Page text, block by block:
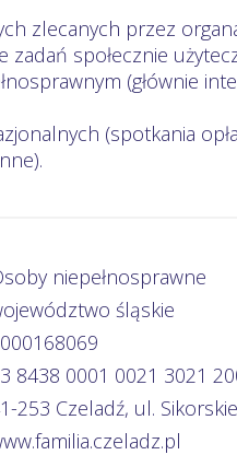
zlecanych przez
zadań społecznie
(głównie
(spotkania
niepełnosprawne
śląskie
8438 0001 0021 3021
253 Czeladź, ul.